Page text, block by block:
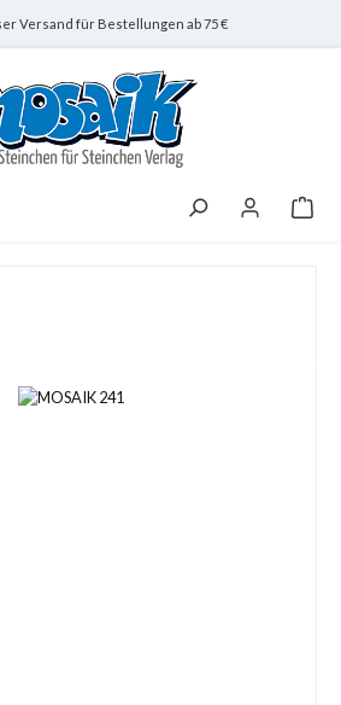
Versand für Bestellungen ab 75 €